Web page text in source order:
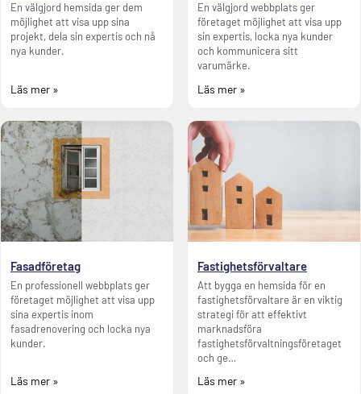
En välgjord hemsida ger dem
möjlighet att visa upp sina
projekt, dela sin expertis och nå
nya kunder.
Läs mer »
En välgjord webbplats ger
företaget möjlighet att visa upp
sin expertis, locka nya kunder
och kommunicera sitt
varumärke.
Läs mer »
Fasadföretag
En professionell webbplats ger
företaget möjlighet att visa upp
sina expertis inom
fasadrenovering och locka nya
kunder.
Läs mer »
Fastighetsförvaltare
Att bygga en hemsida för en
fastighetsförvaltare är en viktig
strategi för att effektivt
marknadsföra
fastighetsförvaltningsföretaget
och ge…
Läs mer »